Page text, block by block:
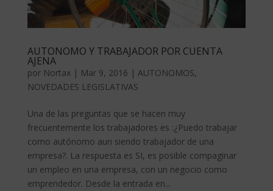
AUTONOMO Y TRABAJADOR POR CUENTA
AJENA
por Nortax| Mar 9, 2016 | AUTONOMOS,
NOVEDADES LEGISLATIVAS
Una de las preguntas que se hacen muy
frecuentemente los trabajadores es :¿Puedo trabajar
como autónomo aun siendo trabajador de una
empresa?. La respuesta es SI, es posible compaginar
un empleo en una empresa, con un negocio como
emprendedor. Desde la entrada en...